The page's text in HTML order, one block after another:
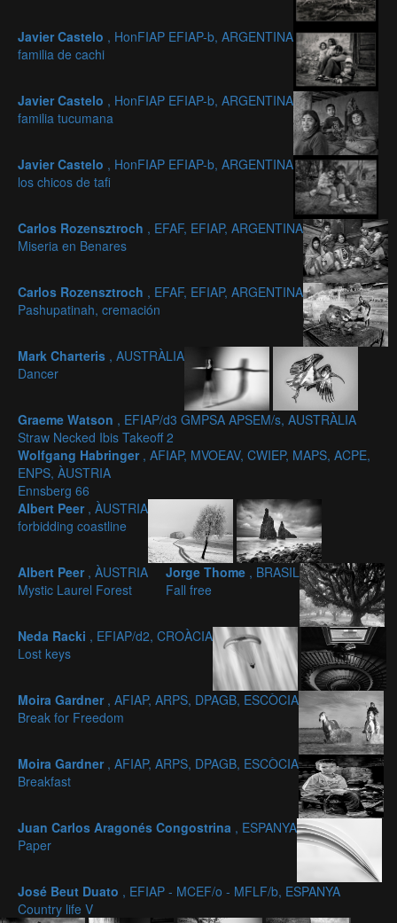
Javier Castelo , HonFIAP EFIAP-b, ARGENTINA
familia de cachi
Javier Castelo , HonFIAP EFIAP-b, ARGENTINA
familia tucumana
Javier Castelo , HonFIAP EFIAP-b, ARGENTINA
los chicos de tafi
Carlos Rozensztroch , EFAF, EFIAP, ARGENTINA
Miseria en Benares
Carlos Rozensztroch , EFAF, EFIAP, ARGENTINA
Pashupatinah, cremación
Mark Charteris , AUSTRÀLIA
Dancer
Graeme Watson , EFIAP/d3 GMPSA APSEM/s, AUSTRÀLIA
Straw Necked Ibis Takeoff 2
Wolfgang Habringer , AFIAP, MVOEAV, CWIEP, MAPS, ACPE,
ENPS, ÀUSTRIA
Ennsberg 66
Albert Peer , ÀUSTRIA
forbidding coastline
Albert Peer , ÀUSTRIA
Mystic Laurel Forest
Jorge Thome , BRASIL
Fall free
Neda Racki , EFIAP/d2, CROÀCIA
Lost keys
Moira Gardner , AFIAP, ARPS, DPAGB, ESCÒCIA
Break for Freedom
Moira Gardner , AFIAP, ARPS, DPAGB, ESCÒCIA
Breakfast
Juan Carlos Aragonés Congostrina , ESPANYA
Paper
José Beut Duato , EFIAP - MCEF/o - MFLF/b, ESPANYA
Country life V